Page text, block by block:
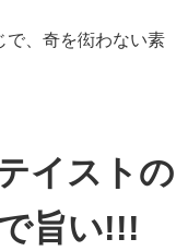
で、奇を衒わない素
イストの
旨い!!!